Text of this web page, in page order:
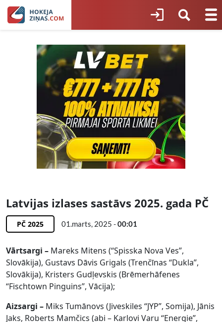
Latvijas izlases sastāvs 2025. gada PČ
PČ 2025 01.marts, 2025 -00:01
Vārtsargi – Mareks Mitens (“Spisska Nova Ves”,
Slovākija), Gustavs Dāvis Grigals (Trenčīnas “Dukla”,
Slovākija), Kristers Gudļevskis (Brēmerhāfenes
“Fischtown Pinguins”, Vācija);
Aizsargi – Miks Tumānovs (Jiveskiles “JYP”, Somija), Jānis
Jaks, Roberts Mamčics (abi – Karlovi Varu “Energie”,